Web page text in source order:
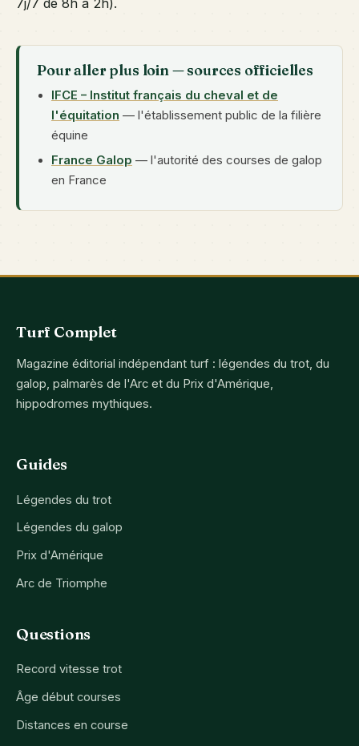
Pour aller plus loin — sources officielles
IFCE – Institut français du cheval et de
l'équitation — l'établissement public de la filière
équine
France Galop — l'autorité des courses de galop
en France
Turf Complet
Magazine éditorial indépendant turf : légendes du trot, du
galop, palmarès de l'Arc et du Prix d'Amérique,
hippodromes mythiques.
Guides
Légendes du trot
Légendes du galop
Prix d'Amérique
Arc de Triomphe
Questions
Record vitesse trot
Âge début courses
Distances en course